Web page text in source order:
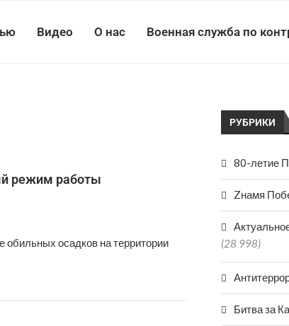
Видео О нас Военная служба по
режим работы
обильных осадков на территории
РУБРИКИ
80-летие
Zнамя
(28 998)
Битва за